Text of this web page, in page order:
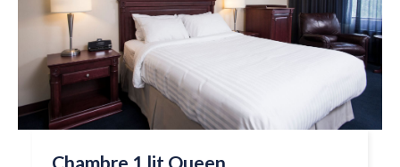
Chambre 1 lit Queen